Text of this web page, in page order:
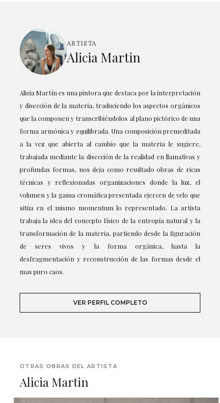
ARTISTA
Alicia Martin
Alicia Martín es una pintora que destaca por la interpretación
y disección de la materia, traduciendo los aspectos orgánicos
que la componen y transcribiéndolos al plano pictórico de una
forma armónica y equilibrada. Una composición premeditada
a la vez que abierta al cambio que la materia le sugiere,
trabajada mediante la disección de la realidad en llamativas y
profundas formas, nos deja como resultado obras de ricas
técnicas y reflexionadas organizaciones donde la luz, el
volumen y la gama cromática presentada ejercen de velo que
sitúa en el mismo momentum lo representado. La artista
trabaja la idea del concepto físico de la entropía natural y la
transformación de la materia, partiendo desde la figuración
de seres vivos y la forma orgánica, hasta la
desfragmentación y reconstrucción de las formas desde el
mas puro caos.
VER PERFIL COMPLETO
OTRAS OBRAS DEL ARTISTA
Alicia Martin